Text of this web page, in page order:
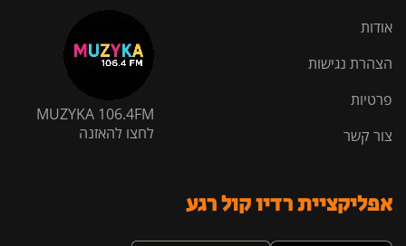
אודות
הצהרת נגישות
פרטיות
צור קשר
MUZYKA 106.4FM
לחצו להאזנה
אפליקציית רדיו קול רגע